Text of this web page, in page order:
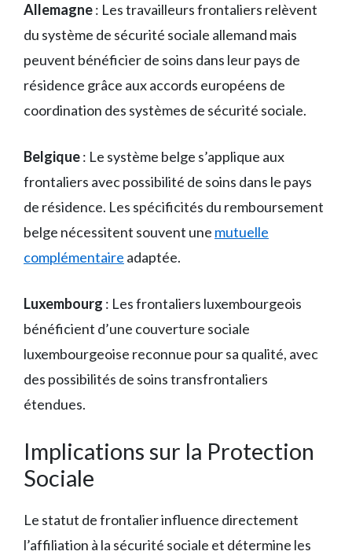
Allemagne: Les travailleurs frontaliers relèvent
du système de sécurité sociale allemand mais
peuvent bénéficier de soins dans leur pays de
résidence grâce aux accords européens de
coordination des systèmes de sécurité sociale.
Belgique: Le système belge s’applique aux
frontaliers avec possibilité de soins dans le pays
de résidence. Les spécificités du remboursement
belge nécessitent souvent une mutuelle
complémentaire adaptée.
Luxembourg : Les frontaliers luxembourgeois
bénéficient d’une couverture sociale
luxembourgeoise reconnue pour sa qualité, avec
des possibilités de soins transfrontaliers
étendues.
Implications sur la Protection
Sociale
Le statut de frontalier influence directement
l’affiliation à la sécurité sociale et détermine les